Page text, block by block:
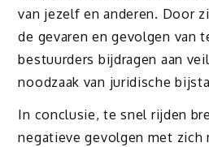
van jezelf en anderen. Door
de gevaren en gevolgen van
bestuurders bijdragen aan
noodzaak van juridische
In conclusie, te snel rijden
negatieve gevolgen met zich